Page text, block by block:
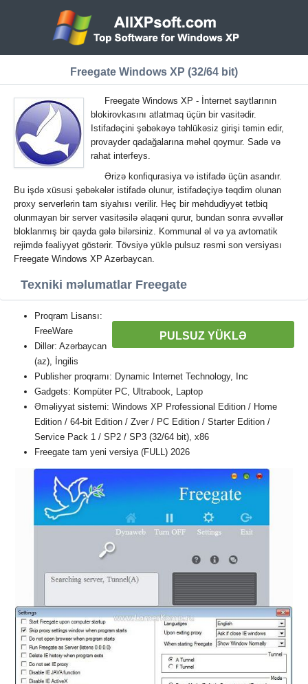
Freegate Windows XP (32/64 bit)
Freegate Windows XP - İnternet saytlarının
blokirovkasını atlatmaq üçün bir vasitədir.
Istifadəçini şəbəkəyə təhlükəsiz girişi təmin edir,
provayder qadağalarına məhəl qoymur. Sadə və
rahat interfeys.
Ərizə konfiqurasiya və istifadə üçün asandır.
Bu işdə xüsusi şəbəkələr istifadə olunur, istifadəçiyə təqdim olunan
proxy serverlərin tam siyahısı verilir. Heç bir məhdudiyyət tətbiq
olunmayan bir server vasitəsilə əlaqəni qurur, bundan sonra əvvəllər
bloklanmış bir qayda gələ bilərsiniz. Kommunal əl və ya avtomatik
rejimdə fəaliyyət göstərir. Tövsiyə yüklə pulsuz rəsmi son versiyası
Freegate Windows XP Azərbaycan.
Texniki məlumatlar Freegate
PULSUZ YÜKLƏ
Proqram Lisansı:
FreeWare
Dillər: Azərbaycan
(az), İngilis
Publisher proqramı: Dynamic Internet Technology, Inc
Gadgets: Kompüter PC, Ultrabook, Laptop
Əməliyyat sistemi: Windows XP Professional Edition / Home
Edition / 64-bit Edition / Zver / PC Edition / Starter Edition /
Service Pack 1 / SP2 / SP3 (32/64 bit), x86
Freegate tam yeni versiya (FULL) 2026